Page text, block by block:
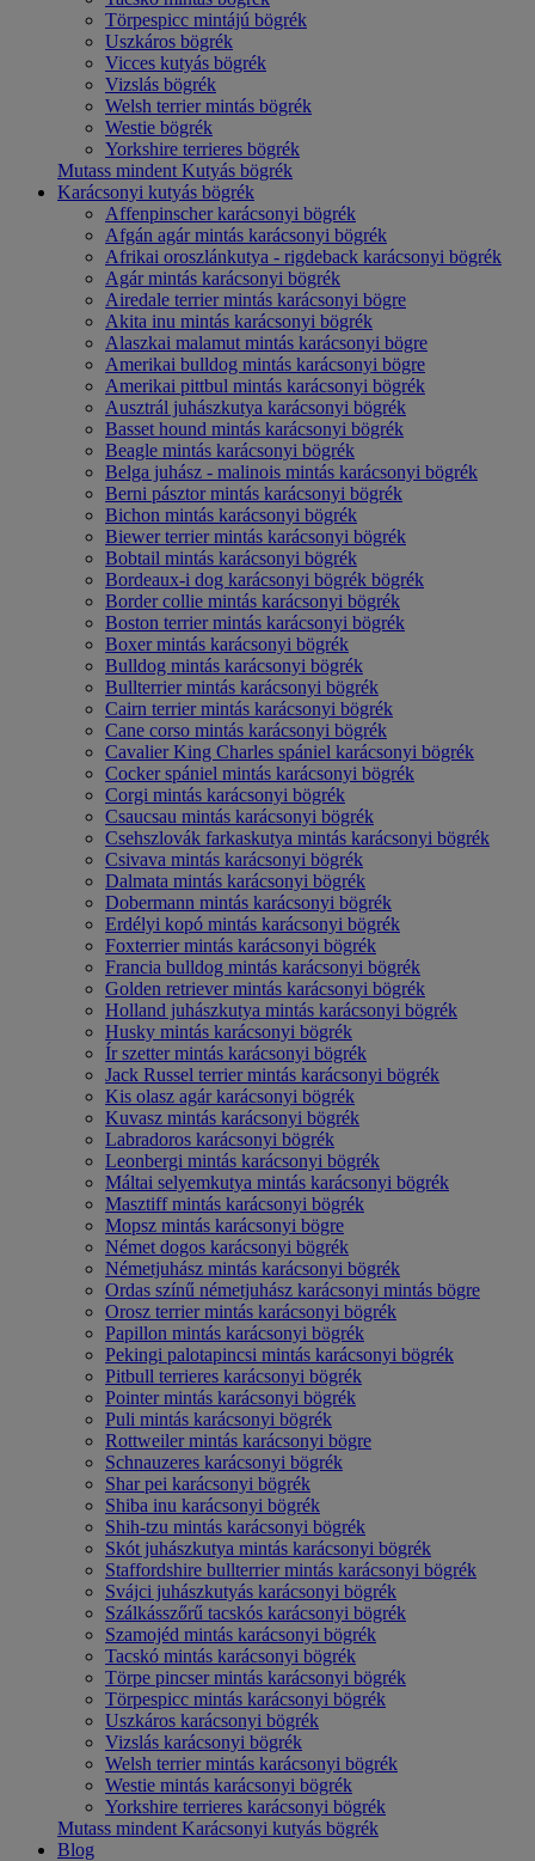
Törpespicc mintájú bögrék
Uszkáros bögrék
Vicces kutyás bögrék
Vizslás bögrék
Welsh terrier mintás bögrék
Westie bögrék
Yorkshire terrieres bögrék
Mutass mindent Kutyás bögrék
Karácsonyi kutyás bögrék
Affenpinscher karácsonyi bögrék
Afgán agár mintás karácsonyi bögrék
Afrikai oroszlánkutya - rigdeback karácsonyi bögrék
Agár mintás karácsonyi bögrék
Airedale terrier mintás karácsonyi bögre
Akita inu mintás karácsonyi bögrék
Alaszkai malamut mintás karácsonyi bögre
Amerikai bulldog mintás karácsonyi bögre
Amerikai pittbul mintás karácsonyi bögrék
Ausztrál juhászkutya karácsonyi bögrék
Basset hound mintás karácsonyi bögrék
Beagle mintás karácsonyi bögrék
Belga juhász - malinois mintás karácsonyi bögrék
Berni pásztor mintás karácsonyi bögrék
Bichon mintás karácsonyi bögrék
Biewer terrier mintás karácsonyi bögrék
Bobtail mintás karácsonyi bögrék
Bordeaux-i dog karácsonyi bögrék bögrék
Border collie mintás karácsonyi bögrék
Boston terrier mintás karácsonyi bögrék
Boxer mintás karácsonyi bögrék
Bulldog mintás karácsonyi bögrék
Bullterrier mintás karácsonyi bögrék
Cairn terrier mintás karácsonyi bögrék
Cane corso mintás karácsonyi bögrék
Cavalier King Charles spániel karácsonyi bögrék
Cocker spániel mintás karácsonyi bögrék
Corgi mintás karácsonyi bögrék
Csaucsau mintás karácsonyi bögrék
Csehszlovák farkaskutya mintás karácsonyi bögrék
Csivava mintás karácsonyi bögrék
Dalmata mintás karácsonyi bögrék
Dobermann mintás karácsonyi bögrék
Erdélyi kopó mintás karácsonyi bögrék
Foxterrier mintás karácsonyi bögrék
Francia bulldog mintás karácsonyi bögrék
Golden retriever mintás karácsonyi bögrék
Holland juhászkutya mintás karácsonyi bögrék
Husky mintás karácsonyi bögrék
Ír szetter mintás karácsonyi bögrék
Jack Russel terrier mintás karácsonyi bögrék
Kis olasz agár karácsonyi bögrék
Kuvasz mintás karácsonyi bögrék
Labradoros karácsonyi bögrék
Leonbergi mintás karácsonyi bögrék
Máltai selyemkutya mintás karácsonyi bögrék
Masztiff mintás karácsonyi bögrék
Mopsz mintás karácsonyi bögre
Német dogos karácsonyi bögrék
Németjuhász mintás karácsonyi bögrék
Ordas színű németjuhász karácsonyi mintás bögre
Orosz terrier mintás karácsonyi bögrék
Papillon mintás karácsonyi bögrék
Pekingi palotapincsi mintás karácsonyi bögrék
Pitbull terrieres karácsonyi bögrék
Pointer mintás karácsonyi bögrék
Puli mintás karácsonyi bögrék
Rottweiler mintás karácsonyi bögre
Schnauzeres karácsonyi bögrék
Shar pei karácsonyi bögrék
Shiba inu karácsonyi bögrék
Shih-tzu mintás karácsonyi bögrék
Skót juhászkutya mintás karácsonyi bögrék
Staffordshire bullterrier mintás karácsonyi bögrék
Svájci juhászkutyás karácsonyi bögrék
Szálkásszőrű tacskós karácsonyi bögrék
Szamojéd mintás karácsonyi bögrék
Tacskó mintás karácsonyi bögrék
Törpe pincser mintás karácsonyi bögrék
Törpespicc mintás karácsonyi bögrék
Uszkáros karácsonyi bögrék
Vizslás karácsonyi bögrék
Welsh terrier mintás karácsonyi bögrék
Westie mintás karácsonyi bögrék
Yorkshire terrieres karácsonyi bögrék
Mutass mindent Karácsonyi kutyás bögrék
Blog